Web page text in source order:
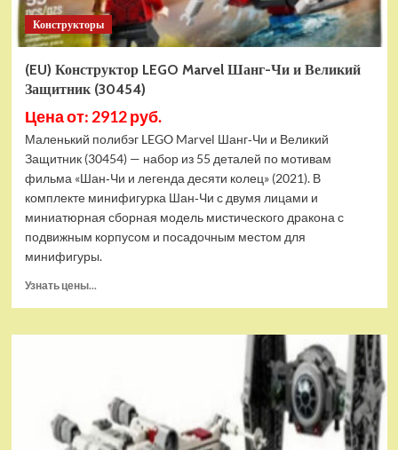
Конструкторы
(EU) Конструктор LEGO Marvel Шанг-Чи и Великий
Защитник (30454)
Цена от: 2912 руб.
Маленький полибэг LEGO Marvel Шанг‑Чи и Великий
Защитник (30454) — набор из 55 деталей по мотивам
фильма «Шан‑Чи и легенда десяти колец» (2021). В
комплекте минифигурка Шан‑Чи с двумя лицами и
миниатюрная сборная модель мистического дракона с
подвижным корпусом и посадочным местом для
минифигуры.
Узнать цены...
(EU)
Шанг-
Чи
и